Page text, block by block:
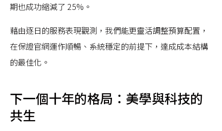
期也成功縮減了 25%。
藉由逐日的服務表現觀測，我們能更靈活調整預算配置，
在保證官網運作順暢、系統穩定的前提下，達成成本結構
的最佳化。
下一個十年的格局：美學與科技的
共生